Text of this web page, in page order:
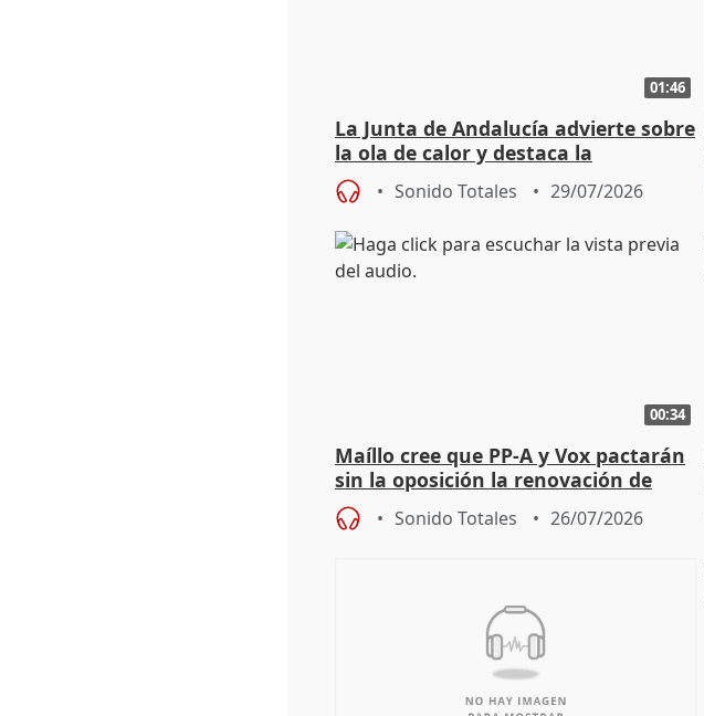
01:46
La Junta de Andalucía advierte sobre
la ola de calor y destaca la
importancia de la prevención
Sonido Totales 29/07/2026
00:34
Maíllo cree que PP-A y Vox pactarán
sin la oposición la renovación de
órganos como el Defensor
Sonido Totales 26/07/2026